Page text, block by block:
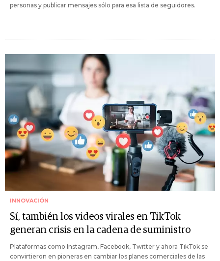
personas y publicar mensajes sólo para esa lista de seguidores.
INNOVACIÓN
Sí, también los videos virales en TikTok
generan crisis en la cadena de suministro
Plataformas como Instagram, Facebook, Twitter y ahora TikTok se
convirtieron en pioneras en cambiar los planes comerciales de las